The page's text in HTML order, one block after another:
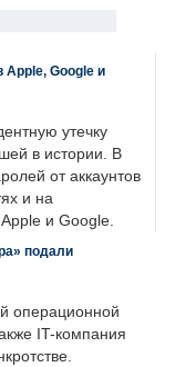
Apple, Google и
утечку
в истории. В
от аккаунтов
и на
и Google.
подали
операционной
IT-компания